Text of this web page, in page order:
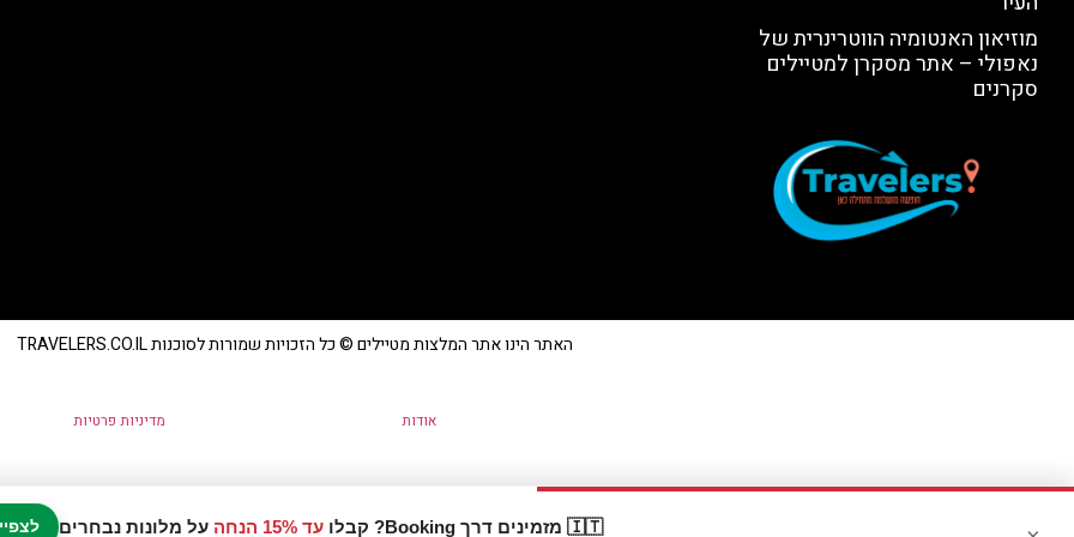
🇮🇹 מזמינים דרך Booking? קבלו עד 15% הנחה על מלונות נבחרים
מוזיאון האנטומיה הווטרינרית של
נאפולי – אתר מסקרן למטיילים
סקרנים
האתר הינו אתר המלצות מטיילים © כל הזכויות שמורות לסוכנות TRAVELERS.CO.IL
אודות מדיניות פרטיות